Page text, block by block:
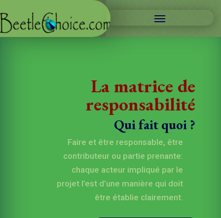
La matrice de
responsabilité
Qui fait quoi ?
Faire et être responsable, être
contributeur ou partie prenante:
chaque acteur impliqué par le
projet l’est d’une manière qui doit
être établie clairement.